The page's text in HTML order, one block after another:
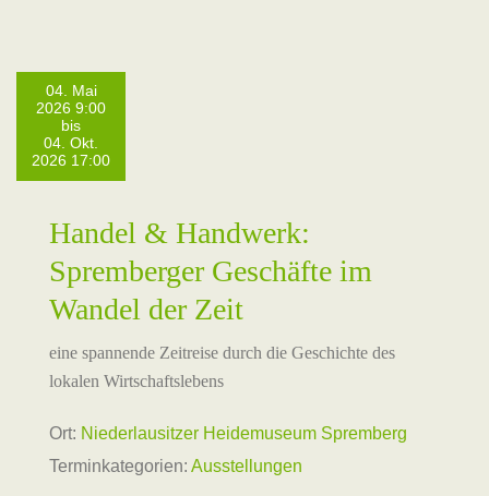
04. Mai
2026 9:00
bis
04. Okt.
2026 17:00
Handel & Handwerk:
Spremberger Geschäfte im
Wandel der Zeit
eine spannende Zeitreise durch die Geschichte des
lokalen Wirtschaftslebens
Ort: Niederlausitzer Heidemuseum Spremberg
Terminkategorien: Ausstellungen